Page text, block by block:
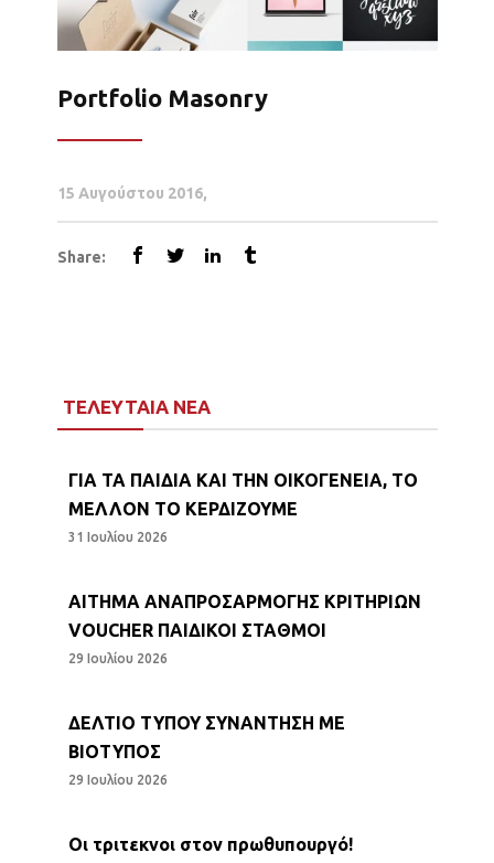
Portfolio Masonry
15 Αυγούστου 2016
Share:
ΤΕΛΕΥΤΑΙΑ ΝΕΑ
ΓΙΑ ΤΑ ΠΑΙΔΙΑ ΚΑΙ ΤΗΝ ΟΙΚΟΓΕΝΕΙΑ, ΤΟ
ΜΕΛΛΟΝ ΤΟ ΚΕΡΔΙΖΟΥΜΕ
31 Ιουλίου 2026
ΑΙΤΗΜΑ ΑΝΑΠΡΟΣΑΡΜΟΓΗΣ ΚΡΙΤΗΡΙΩΝ
VOUCHER ΠΑΙΔΙΚΟΙ ΣΤΑΘΜΟΙ
29 Ιουλίου 2026
ΔΕΛΤΙΟ ΤΥΠΟΥ ΣΥΝΑΝΤΗΣΗ ΜΕ
ΒΙΟΤΥΠΟΣ
29 Ιουλίου 2026
Οι τριτεκνοι στον πρωθυπουργό!